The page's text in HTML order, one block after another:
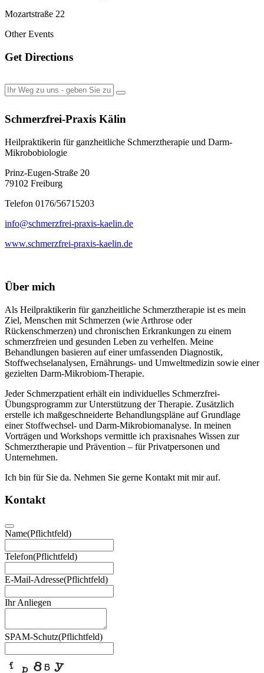
Mozartstraße 22
Other Events
Get Directions
Schmerzfrei-Praxis Kälin
Heilpraktikerin für ganzheitliche Schmerztherapie und Darm-
Mikrobobiologie
Prinz-Eugen-Straße 20
79102 Freiburg
Telefon 0176/56715203
info@schmerzfrei-praxis-kaelin.de
www.schmerzfrei-praxis-kaelin.de
Über mich
Als Heilpraktikerin für ganzheitliche Schmerztherapie ist es mein
Ziel, Menschen mit Schmerzen (wie Arthrose oder
Rückenschmerzen) und chronischen Erkrankungen zu einem
schmerzfreien und gesunden Leben zu verhelfen. Meine
Behandlungen basieren auf einer umfassenden Diagnostik,
Stoffwechselanalysen, Ernährungs- und Umweltmedizin sowie einer
gezielten Darm-Mikrobiom-Therapie.
Jeder Schmerzpatient erhält ein individuelles Schmerzfrei-
Übungsprogramm zur Unterstützung der Therapie. Zusätzlich
erstelle ich maßgeschneiderte Behandlungspläne auf Grundlage
einer Stoffwechsel- und Darm-Mikrobiomanalyse. In meinen
Vorträgen und Workshops vermittle ich praxisnahes Wissen zur
Schmerztherapie und Prävention – für Privatpersonen und
Unternehmen.
Ich bin für Sie da. Nehmen Sie gerne Kontakt mit mir auf.
Kontakt
Name(Pflichtfeld)
Telefon(Pflichtfeld)
E-Mail-Adresse(Pflichtfeld)
Ihr Anliegen
SPAM-Schutz(Pflichtfeld)